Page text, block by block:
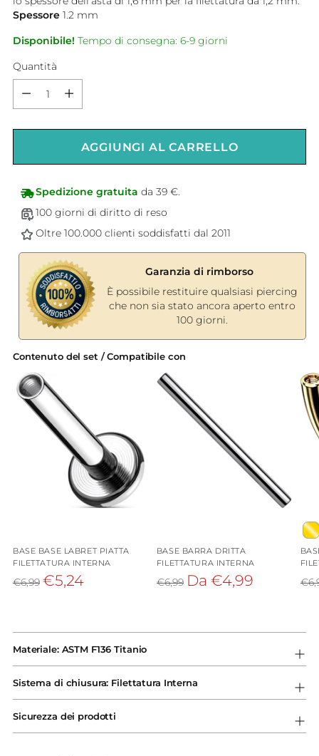
Spessore 1.2 mm
Disponibile! Tempo di consegna: 6-9 giorni
Quantità
AGGIUNGI AL CARRELLO
Spedizione gratuita da 39 €.
100 giorni di diritto di reso
Oltre 100.000 clienti soddisfatti dal 2011
Garanzia di rimborso
È possibile restituire qualsiasi piercing
che non sia stato ancora aperto entro
100 giorni.
Contenuto del set / Compatibile con
BASE BASE LABRET PIATTA
FILETTATURA INTERNA
Prezzo
€6,99 €5,24
BASE BARRA DRITTA
FILETTATURA INTERNA
Prezzo
€6,99 Da €4,99
prodotto
al
carrello...
Materiale: ASTM F136 Titanio
Sistema di chiusura: Filettatura Interna
Sicurezza dei prodotti